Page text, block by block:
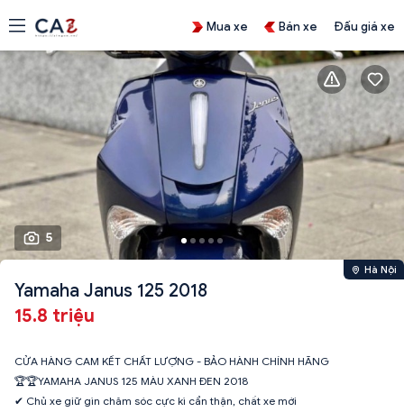
Mua xe Bán xe Đấu giá xe
5
Hà Nội
Yamaha Janus 125 2018
15.8 triệu
CỬA HÀNG CAM KẾT CHẤT LƯỢNG - BẢO HÀNH CHÍNH HÃNG
🏆🏆YAMAHA JANUS 125 MÀU XANH ĐEN 2018
✔ Chủ xe giữ gìn chăm sóc cực kì cẩn thận, chất xe mới